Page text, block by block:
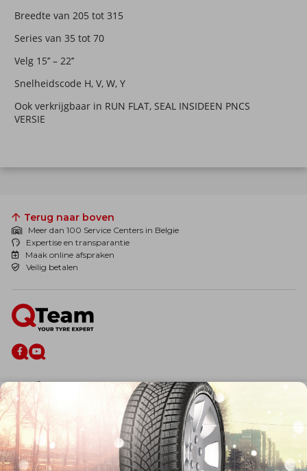
Breedte van 205 tot 315
Series van 35 tot 70
Velg 15’’ – 22’’
Snelheidscode H, V, W, Y
Ook verkrijgbaar in RUN FLAT, SEAL INSIDEEN PNCS
VERSIE
Terug naar boven
Meer dan 100 Service Centers in Belgie
Expertise en transparantie
Maak online afspraken
Veilig betalen
De firma
Wie zijn wij?
Blog
Onze dienstverlening
Banden
Velgen